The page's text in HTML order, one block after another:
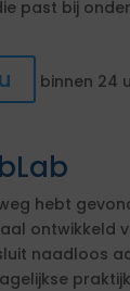
past bij
binnen 24
hebt
ontwikkeld
naadloos